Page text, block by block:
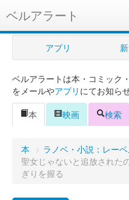
ベルアラート
ベルアラートとは
ヘルプ
新規登録
ログイン
購入管理
アプリ
ベルアラートは本・コミック
をメールやアプリ にてお知ら
本
映画 検索
本 > ラノベ・小説：レー
聖女じゃないと追放された
ぎりを握る